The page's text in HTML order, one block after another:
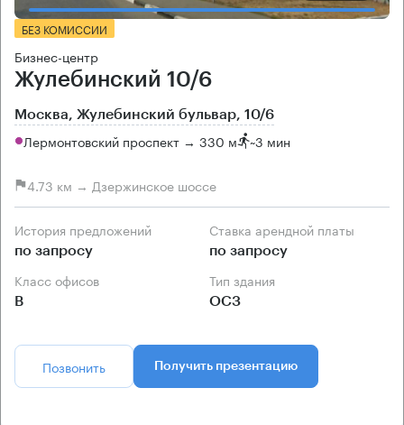
БЕЗ КОМИССИИ
Бизнес-центр
Жулебинский 10/6
Москва, Жулебинский бульвар, 10/6
Лермонтовский проспект → 330 м ~3 мин
4.73 км → Дзержинское шоссе
История предложений
по запросу
Ставка арендной платы
по запросу
Класс офисов
B
Тип здания
ОСЗ
Позвонить Получить презентацию